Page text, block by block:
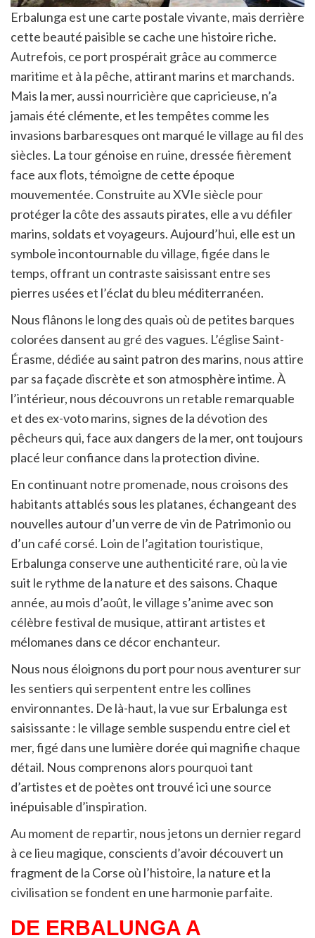
Erbalunga est une carte postale vivante, mais derrière
cette beauté paisible se cache une histoire riche.
Autrefois, ce port prospérait grâce au commerce
maritime et à la pêche, attirant marins et marchands.
Mais la mer, aussi nourricière que capricieuse, n’a
jamais été clémente, et les tempêtes comme les
invasions barbaresques ont marqué le village au fil des
siècles. La tour génoise en ruine, dressée fièrement
face aux flots, témoigne de cette époque
mouvementée. Construite au XVIe siècle pour
protéger la côte des assauts pirates, elle a vu défiler
marins, soldats et voyageurs. Aujourd’hui, elle est un
symbole incontournable du village, figée dans le
temps, offrant un contraste saisissant entre ses
pierres usées et l’éclat du bleu méditerranéen.
Nous flânons le long des quais où de petites barques
colorées dansent au gré des vagues. L’église Saint-
Érasme, dédiée au saint patron des marins, nous attire
par sa façade discrète et son atmosphère intime. À
l’intérieur, nous découvrons un retable remarquable
et des ex-voto marins, signes de la dévotion des
pêcheurs qui, face aux dangers de la mer, ont toujours
placé leur confiance dans la protection divine.
En continuant notre promenade, nous croisons des
habitants attablés sous les platanes, échangeant des
nouvelles autour d’un verre de vin de Patrimonio ou
d’un café corsé. Loin de l’agitation touristique,
Erbalunga conserve une authenticité rare, où la vie
suit le rythme de la nature et des saisons. Chaque
année, au mois d’août, le village s’anime avec son
célèbre festival de musique, attirant artistes et
mélomanes dans ce décor enchanteur.
Nous nous éloignons du port pour nous aventurer sur
les sentiers qui serpentent entre les collines
environnantes. De là-haut, la vue sur Erbalunga est
saisissante : le village semble suspendu entre ciel et
mer, figé dans une lumière dorée qui magnifie chaque
détail. Nous comprenons alors pourquoi tant
d’artistes et de poètes ont trouvé ici une source
inépuisable d’inspiration.
Au moment de repartir, nous jetons un dernier regard
à ce lieu magique, conscients d’avoir découvert un
fragment de la Corse où l’histoire, la nature et la
civilisation se fondent en une harmonie parfaite.
DE ERBALUNGA A